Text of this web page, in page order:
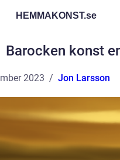
HEMMAKONST.se
Barocken konst
2023 Jon Larsson